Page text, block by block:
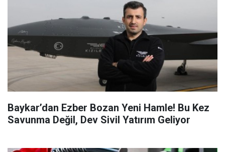
Baykar’dan Ezber Bozan Yeni Hamle! Bu Kez
Savunma Değil, Dev Sivil Yatırım Geliyor